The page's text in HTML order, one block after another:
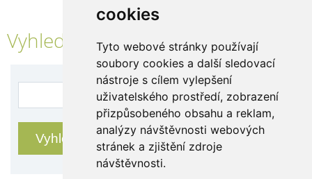
cookies
Tyto webové stránky používají
soubory cookies a další sledovací
nástroje s cílem vylepšení
uživatelského prostředí, zobrazení
přizpůsobeného obsahu a reklam,
analýzy návštěvnosti webových
stránek a zjištění zdroje
návštěvnosti.
Vyhledávání